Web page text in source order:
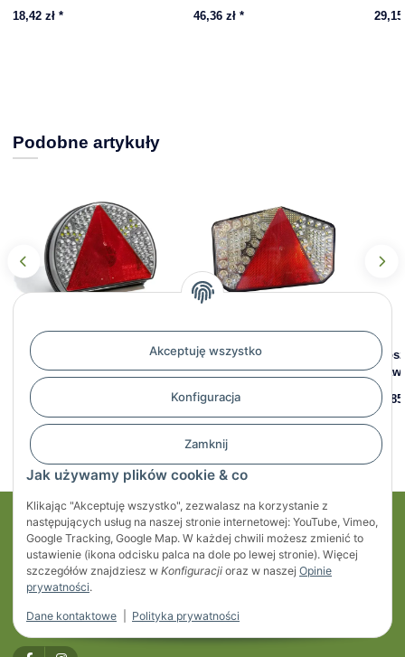
Akceptuję wszystko
Konfiguracja
Zamknij
Jak używamy plików cookie & co
Klikając "Akceptuję wszystko", zezwalasz na korzystanie z
następujących usług na naszej stronie internetowej: YouTube, Vimeo,
Google Tracking, Google Map. W każdej chwili możesz zmienić to
ustawienie (ikona odcisku palca na dole po lewej stronie). Więcej
szczegółów znajdziesz w Konfiguracji oraz w naszej Opinie
prywatności.
Dane kontaktowe Polityka prywatności
18,42 zł *
46,36 zł *
Podobne artykuły
Lampa tylna LED prawa
RADEX 4911 – 185 x 150 mm
195,43 zł
Lampa tylna LED RADEX
7600 lewa, 222 x 148 mm
225,50 zł
Moje konto
Regulaminy